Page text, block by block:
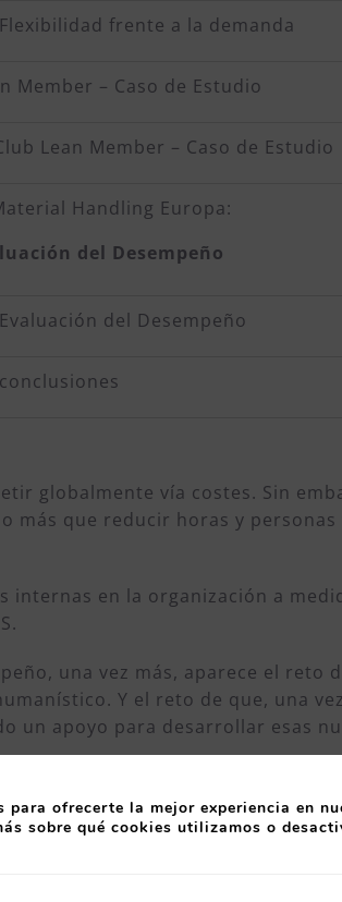
frente a la demanda
Member – Caso de Estudio
Lean Member – Caso de Estudio
Handling Europa:
del Desempeño
del Desempeño
globalmente vía costes. Sin
más que reducir horas y
internas en la organización a
una vez más, aparece el
Y el reto de que, una
un apoyo para desarrollar esas
para ofrecerte la mejor experiencia en
sobre qué cookies utilizamos o